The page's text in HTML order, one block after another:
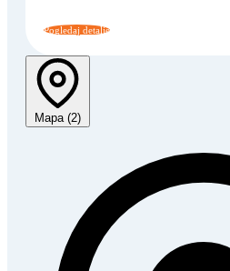
Pogledaj detalje
Mapa (2)